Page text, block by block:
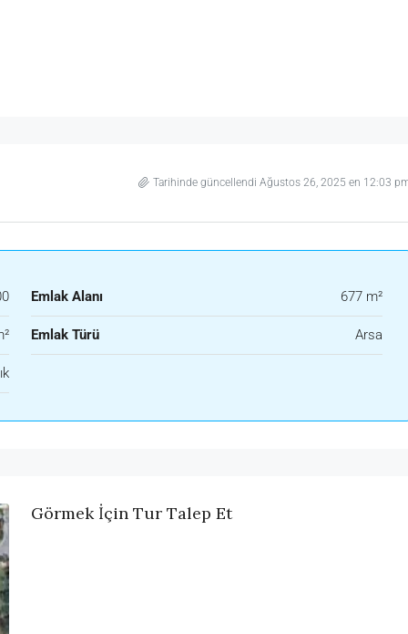
Tarihinde güncellendi Ağustos 26, 2025 en 12:03
Emlak Alanı 677 m²
Emlak Türü Arsa
Görmek İçin Tur Talep Et